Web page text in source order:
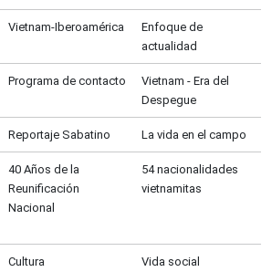
Vietnam-Iberoamérica
Enfoque de
actualidad
Programa de contacto
Vietnam - Era del
Despegue
Reportaje Sabatino La vida en el campo
40 Años de la
Reunificación
Nacional
54 nacionalidades
vietnamitas
Cultura Vida social